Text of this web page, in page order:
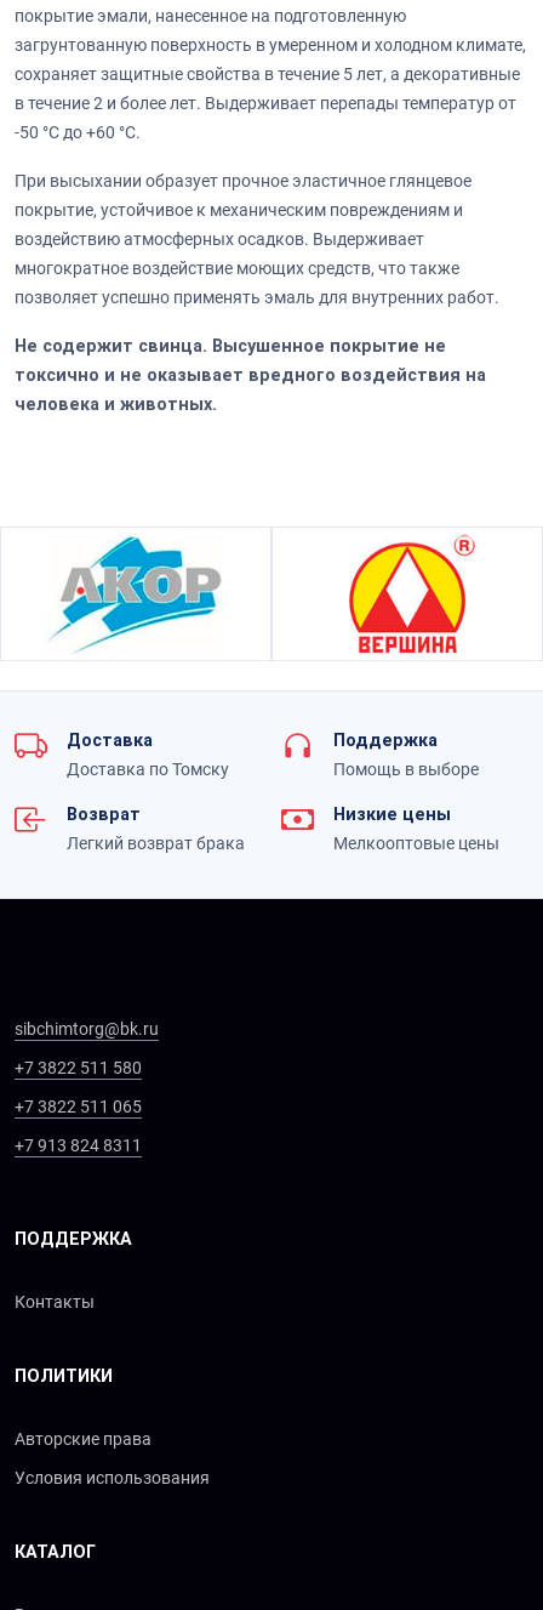
покрытие эмали, нанесенное на подготовленную
загрунтованную поверхность в умеренном и холодном климате,
сохраняет защитные свойства в течение 5 лет, а декоративные
в течение 2 и более лет. Выдерживает перепады температур от
-50 °C до +60 °C.
При высыхании образует прочное эластичное глянцевое
покрытие, устойчивое к механическим повреждениям и
воздействию атмосферных осадков. Выдерживает
многократное воздействие моющих средств, что также
позволяет успешно применять эмаль для внутренних работ.
Не содержит свинца. Высушенное покрытие не
токсично и не оказывает вредного воздействия на
человека и животных.
Доставка
Доставка по Томску
Поддержка
Помощь в выборе
Возврат
Легкий возврат брака
Низкие цены
Мелкооптовые цены
sibchimtorg@bk.ru
+7 3822 511 580
+7 3822 511 065
+7 913 824 8311
ПОДДЕРЖКА
Контакты
ПОЛИТИКИ
Авторские права
Условия использования
КАТАЛОГ